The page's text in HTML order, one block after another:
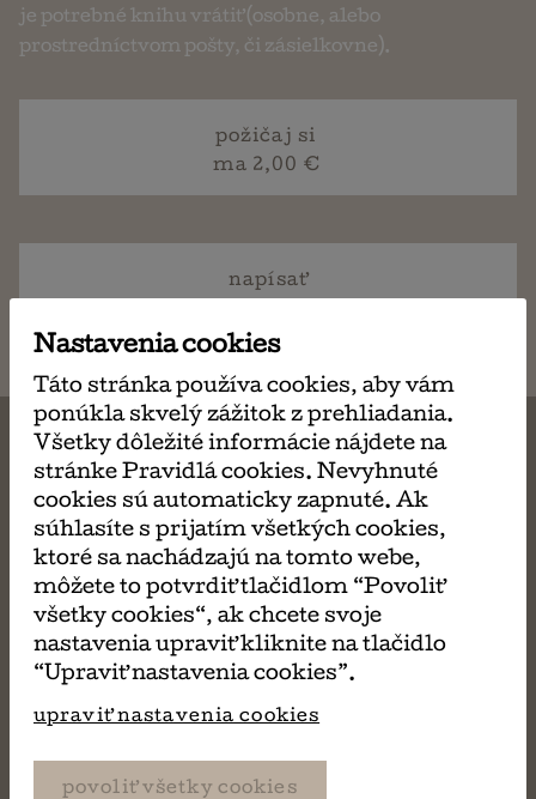
je potrebné knihu vrátiť (osobne, alebo
prostredníctvom pošty, či zásielkovne).
požičaj si
ma 2,00 €
napísať
MÔŽE SA VÁM TIEŽ
PÁČIŤ
Nastavenia cookies
Táto stránka používa cookies, aby vám
ponúkla skvelý zážitok z prehliadania.
Všetky dôležité informácie nájdete na
stránke Pravidlá cookies. Nevyhnuté
cookies sú automaticky zapnuté. Ak
súhlasíte s prijatím všetkých cookies,
ktoré sa nachádzajú na tomto webe,
môžete to potvrdiť tlačidlom “Povoliť
všetky cookies“, ak chcete svoje
nastavenia upraviť kliknite na tlačidlo
“Upraviť nastavenia cookies”.
upraviť nastavenia cookies
povoliť všetky cookies